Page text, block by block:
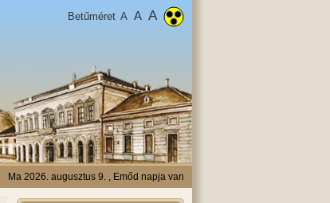
Betűméret A A A
Ma 2026. augusztus 9. , Emőd napja van